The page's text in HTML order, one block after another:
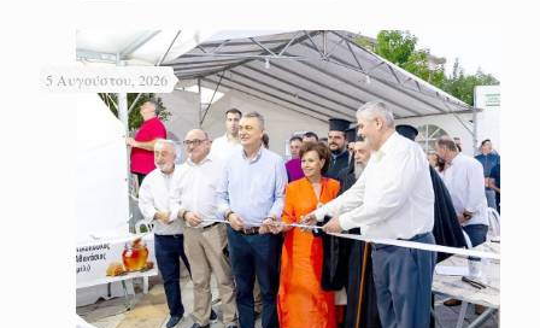
5 Αυγούστου, 2026